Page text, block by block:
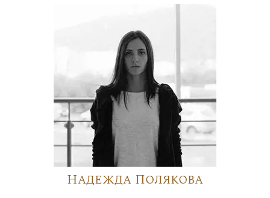
Надежда Полякова